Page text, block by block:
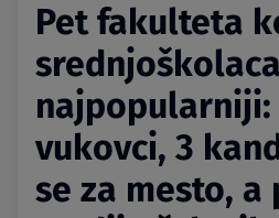
Pet fakulteta
srednjoškolaca
najpopularniji:
vukovci, 3
se za mesto, a